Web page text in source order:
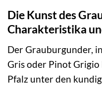
Die Kunst des
Charakteristika
Der Grauburgunder,
Gris oder Pinot
Pfalz unter den